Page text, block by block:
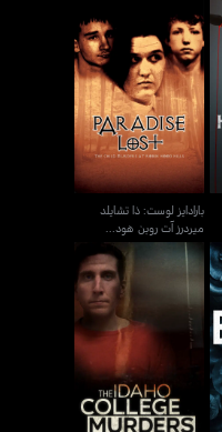
بارادايز لوست: ذا تشايلد
ميردرز آت روبن هود...
بارادايز لوست: ذا تشايلد
ميردرز آت روبن هود...
ذا آيدهاو كولج ميردرز